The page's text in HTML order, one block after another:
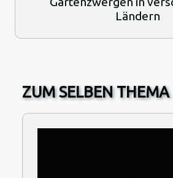
Ländern
ZUM SELBEN THEMA